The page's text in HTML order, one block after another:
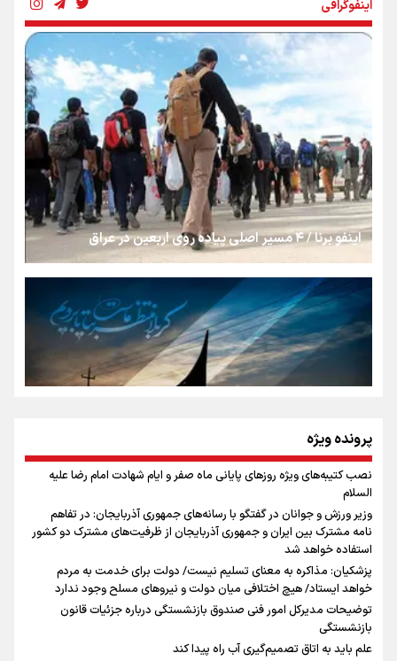
بنزین؛ تدبیری برای حفظ امنیت انرژی
«هورامان»؛ میراثی که جهان را شیفته کرد
شکستگیِ بزرگ؛ روایتِ یک استخوان، یک نسل، یک توهم!
رسانه ملی و حق مردم برای شنیدن صدای رئیس‌جمهوری
روایت ایران از کنار مردم
جمله‌ای که بغض چهارماهه را شکست؛ «آهای مردم، آقا از
تهران رفتند»
سه حسرتی که به دلم ماند
اینفوگرافی
اینفو برنا / ۴ مسیر اصلی پیاده روی اربعین در عراق
اینفو برنا / توصیه‌هایی طلایی برای پیاده روی اربعین
پرونده ویژه
نصب کتیبه‌های ویژه روزهای پایانی ماه صفر و ایام شهادت امام رضا علیه
السلام
وزیر ورزش و جوانان در گفتگو با رسانه‌های جمهوری آذربایجان: در تفاهم
نامه مشترک بین ایران و جمهوری آذربایجان از ظرفیت‌های مشترک دو کشور
استفاده خواهد شد
پزشکیان: مذاکره به معنای تسلیم نیست/ دولت برای خدمت به مردم
خواهد ایستاد/ هیچ اختلافی میان دولت و نیروهای مسلح وجود ندارد
توضیحات مدیرکل امور فنی صندوق بازنشستگی درباره جزئیات قانون
بازنشستگی
علم باید به اتاق تصمیم‌گیری آب راه پیدا کند